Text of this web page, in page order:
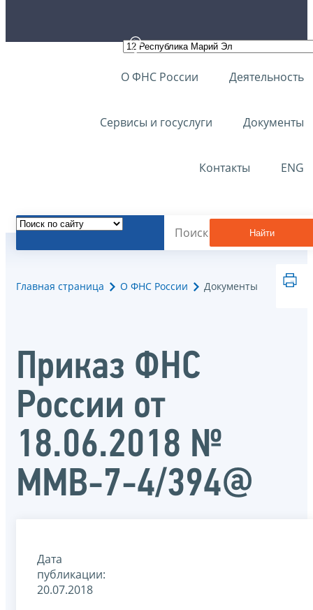
О ФНС России Деятельность
Сервисы и госуслуги Документы
Контакты ENG
Найти
Главная страница О ФНС России Документы
Приказ ФНС
России от
18.06.2018 №
ММВ-7-4/394@
Дата
публикации:
20.07.2018